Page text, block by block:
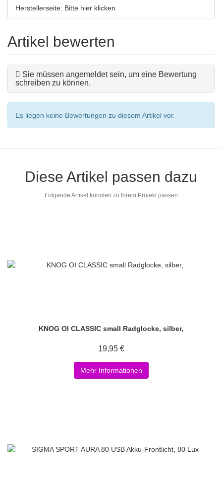
Herstellerseite: Bitte hier klicken
Artikel bewerten
Sie müssen angemeldet sein, um eine Bewertung
schreiben zu können.
Es liegen keine Bewertungen zu diesem Artikel vor.
Diese Artikel passen dazu
Folgende Artikel könnten zu Ihrem Projekt passen
KNOG OI CLASSIC small Radglocke, silber,
19,95 €
Mehr Informationen